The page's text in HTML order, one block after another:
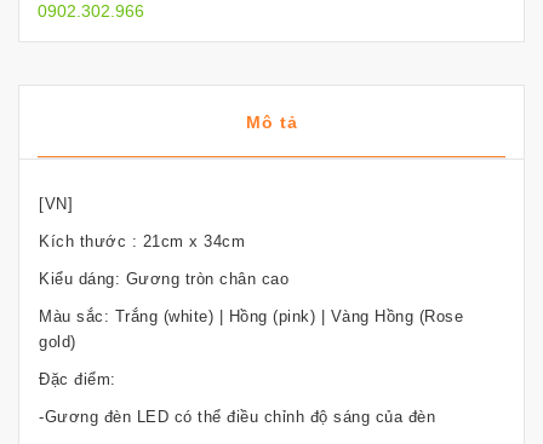
0902.302.966
Mô tả
[VN]
Kích thước : 21cm x 34cm
Kiểu dáng: Gương tròn chân cao
Màu sắc: Trắng (white) | Hồng (pink) | Vàng Hồng (Rose
gold)
Đặc điểm:
-Gương đèn LED có thể điều chỉnh độ sáng của đèn